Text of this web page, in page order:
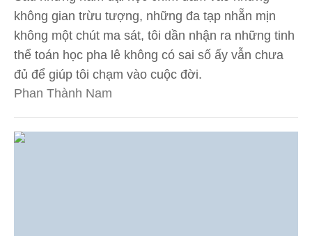
không gian trừu tượng, những đa tạp nhẵn mịn
không một chút ma sát, tôi dần nhận ra những tinh
thể toán học pha lê không có sai số ấy vẫn chưa
đủ để giúp tôi chạm vào cuộc đời.
Phan Thành Nam